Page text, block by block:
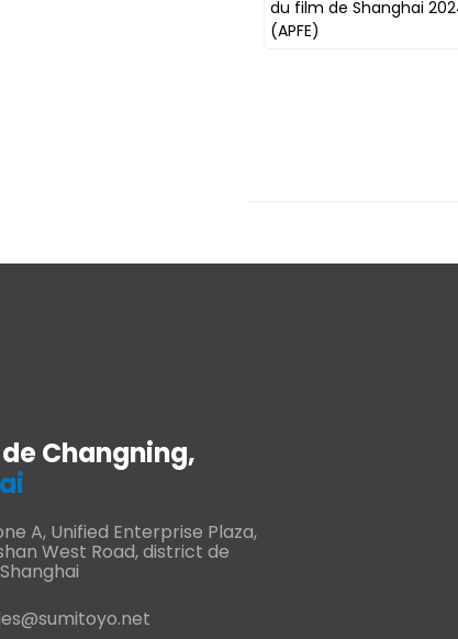
Changning,
A, Unified Enterprise Plaza,
West Road, district de